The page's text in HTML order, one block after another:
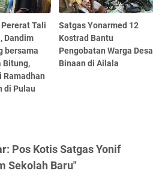
Tali
Dandim
bersama
Bitung,
Ramadhan
di Pulau
Satgas Yonarmed 12
Kostrad Bantu
Pengobatan Warga Desa
Binaan di Ailala
Pos Kotis Satgas Yonif
Sekolah Baru"